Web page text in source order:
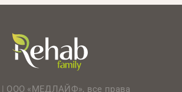
| ООО «МЕДЛАЙФ», все права